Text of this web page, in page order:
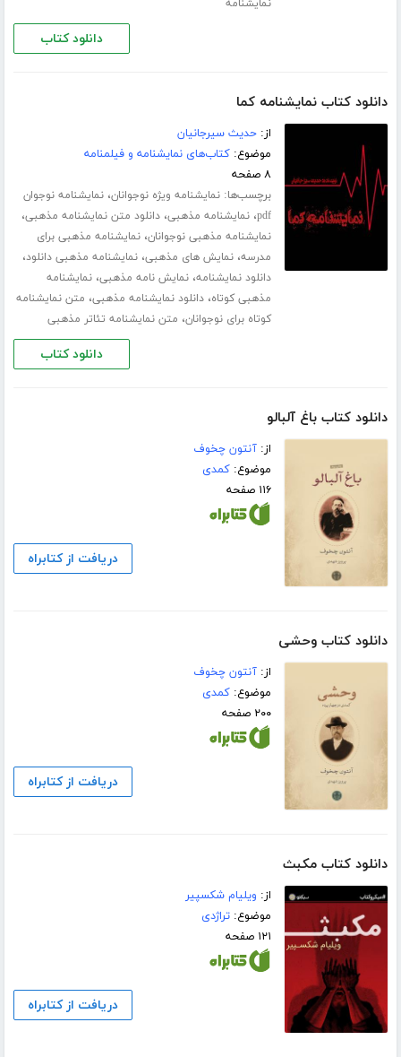
نمایشنامه
دانلود کتاب
دانلود کتاب نمایشنامه کما
از:حدیث سیرجانیان
موضوع:کتاب‌های نمایشنامه و فیلمنامه
۸ صفحه
برچسب‌ها:نمایشنامه ویژه نوجوانان،نمایشنامه نوجوان
pdf،نمایشنامه مذهبی،دانلود متن نمایشنامه مذهبی،
نمایشنامه مذهبی نوجوانان،نمایشنامه مذهبی برای
مدرسه،نمایش های مذهبی،نمایشنامه مذهبی دانلود،
دانلود نمایشنامه،نمایش نامه مذهبی،نمایشنامه
مذهبی کوتاه،دانلود نمایشنامه مذهبی، متن نمایشنامه
کوتاه برای نوجوانان، متن نمایشنامه تئاتر مذهبی
دانلود کتاب
دانلود کتاب باغ آلبالو
از:آنتون چخوف
موضوع:کمدی
۱۱۶ صفحه
دریافت از کتابراه
دانلود کتاب وحشی
از:آنتون چخوف
موضوع:کمدی
۲۰۰ صفحه
دریافت از کتابراه
دانلود کتاب مکبث
از: ویلیام شکسپیر
موضوع:تراژدی
۱۲۱ صفحه
دریافت از کتابراه